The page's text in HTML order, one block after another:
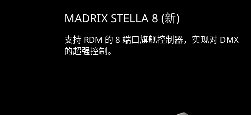
MADRIX STELLA 8 (新)
支持 RDM 的 8 端口旗舰控制器，实现对 DMX
的超强控制。